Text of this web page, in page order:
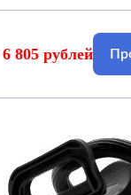
6 805 рублей